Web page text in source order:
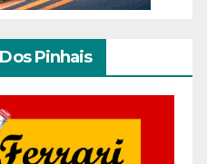
Pinhais